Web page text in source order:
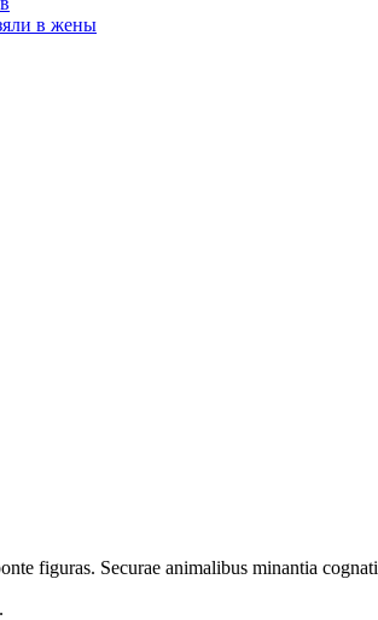
в жены
figuras. Securae animalibus minantia cognati